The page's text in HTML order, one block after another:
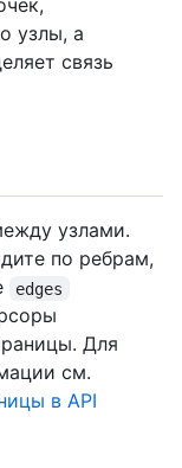
узлы, а
связь
узлами.
по ребрам,
edges
Для
см.
в API